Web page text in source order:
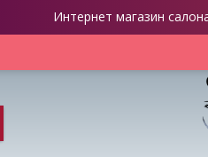
Интернет магазин